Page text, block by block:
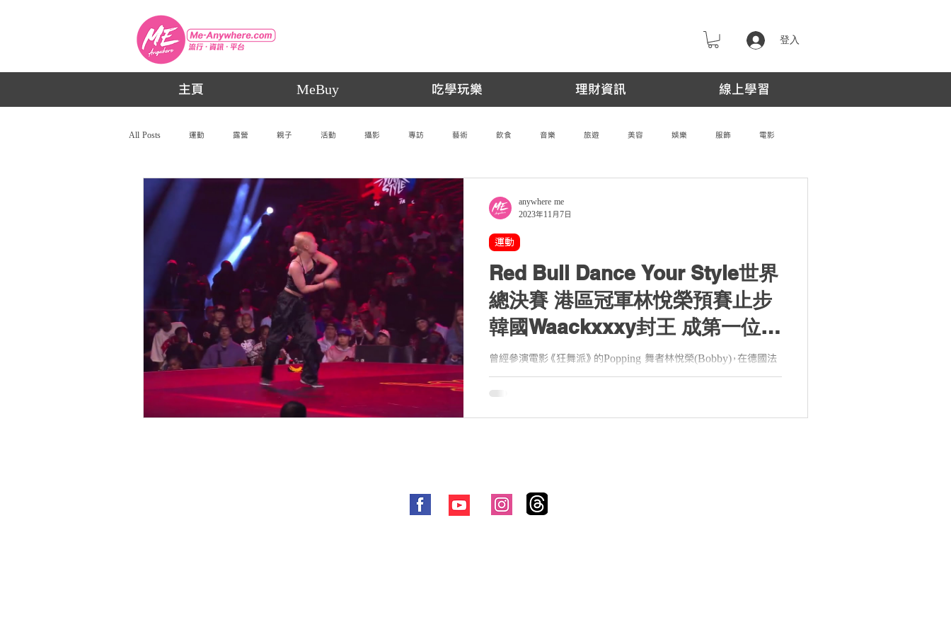
登入
主頁 MeBuy 吃學玩樂 理財資訊 線上學習
All Posts 運動 露營 親子 活動 攝影 專訪 藝術 飲食 音樂 旅遊 美容 娛樂 服飾 電影
動漫
Red Bull Dance Your Style世界
總決賽 港區冠軍林悅榮預賽止步
韓國Waackxxxy封王 成第一位贏
得賽事冠軍女舞者
曾經參演電影《狂舞派》的Popping 舞者林悅榮(Bobby)，在德國法
蘭克福舉行的Red Bull Dance Your Style 世界總決賽預賽止步。
韓國的Waccking舞者Waackxxxy成為首位贏得Red Bull Dance
運動
anywhere me
2023年11月7日